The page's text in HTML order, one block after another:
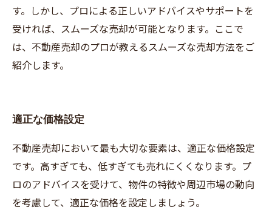
す。しかし、プロによる正しいアドバイスやサポートを
受ければ、スムーズな売却が可能となります。ここで
は、不動産売却のプロが教えるスムーズな売却方法をご
紹介します。
適正な価格設定
不動産売却において最も大切な要素は、適正な価格設定
です。高すぎても、低すぎても売れにくくなります。プ
ロのアドバイスを受けて、物件の特徴や周辺市場の動向
を考慮して、適正な価格を設定しましょう。